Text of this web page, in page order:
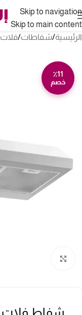
Skip to navigation
Skip to main content
الرئيسية/شفاطات/فلات
٪11
خصم